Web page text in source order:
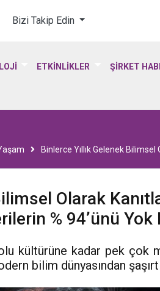
&
Bizi Takip Edin
ETKİNLİKLER ŞİRKET
Binlerce Yıllık Gelenek
Olarak
% 94’ünü Yok
kültürüne kadar pek çok
bilim dünyasından